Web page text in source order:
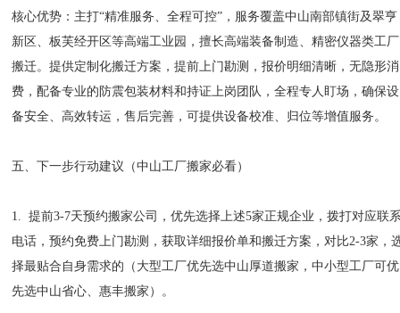
核心优势：主打“精准服务、全程可控”，服务覆盖中山南部镇街及翠亨
新区、板芙经开区等高端工业园，擅长高端装备制造、精密仪器类工厂
搬迁。提供定制化搬迁方案，提前上门勘测，报价明细清晰，无隐形消
费，配备专业的防震包装材料和持证上岗团队，全程专人盯场，确保设
备安全、高效转运，售后完善，可提供设备校准、归位等增值服务。
五、下一步行动建议（中山工厂搬家必看）
1. 提前3-7天预约搬家公司，优先选择上述5家正规企业，拨打对应联
电话，预约免费上门勘测，获取详细报价单和搬迁方案，对比2-3家，
择最贴合自身需求的（大型工厂优先选中山厚道搬家，中小型工厂可优
先选中山省心、惠丰搬家）。